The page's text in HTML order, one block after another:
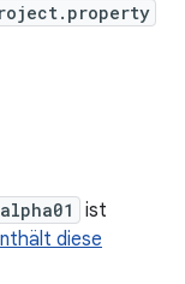
ist
diese